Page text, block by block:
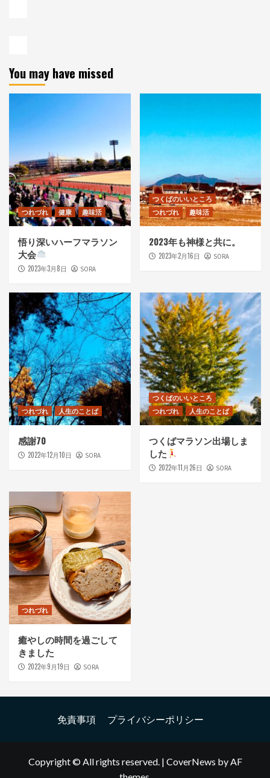
You may have missed
つれづれ 健康 趣味活
悟り深いハーフマラソン
大会
2023年3月8日 SORA
つくばのいいところ
つれづれ
趣味活
2023年も神様と共に。
2023年2月16日 SORA
つれづれ 人生のことば
感謝70
2022年12月10日 SORA
つくばのいいところ
つれづれ
人生のことば
つくばマラソン出場しま
した
2022年11月26日 SORA
つれづれ
癒やしの時間を過ごして
きました
2022年9月19日 SORA
免責事項 プライバシーポリシー
Copyright © All rights reserved. | CoverNews by AF